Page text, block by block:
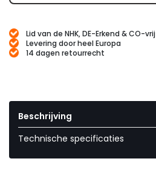
Lid van de NHK, DE-Erkend & CO-vrij
Levering door heel Europa
14 dagen retourrecht
Beschrijving
Technische specificaties